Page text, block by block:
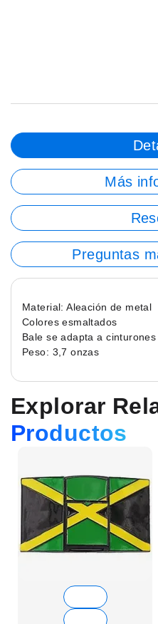
Más
Preguntas
Material: Aleación de metal
Colores esmaltados
Bale se adapta a
Peso: 3,7 onzas
Explorar
Productos